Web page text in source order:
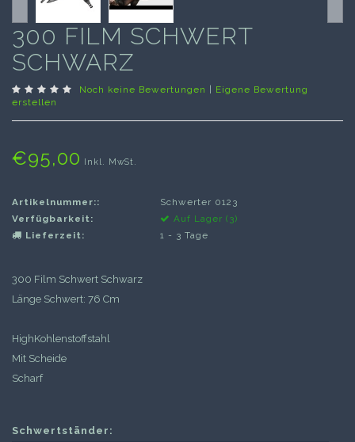
300 FILM SCHWERT
SCHWARZ
Noch keine Bewertungen
Eigene Bewertung
erstellen
€95,00 Inkl. MwSt.
Artikelnummer::
Schwerter 0123
Verfügbarkeit:
Auf Lager (3)
Lieferzeit:
1 - 3 Tage
300 Film Schwert Schwarz
Länge Schwert: 76 Cm
HighKohlenstoffstahl
Mit Scheide
Scharf
Schwertständer: